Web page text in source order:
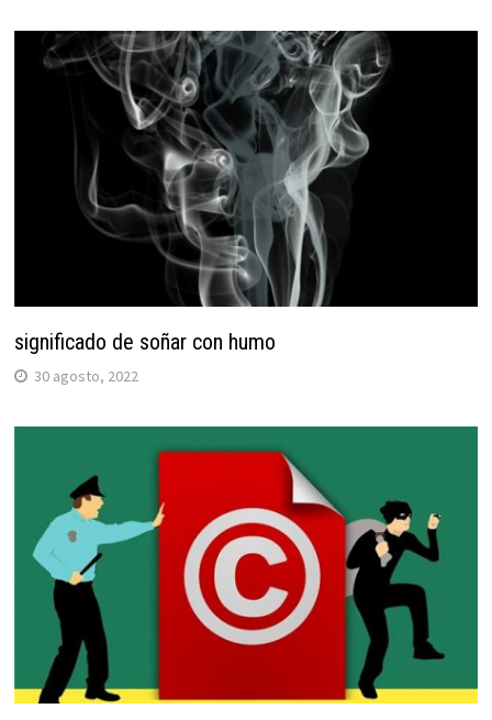
significado de soñar con humo
30 agosto, 2022